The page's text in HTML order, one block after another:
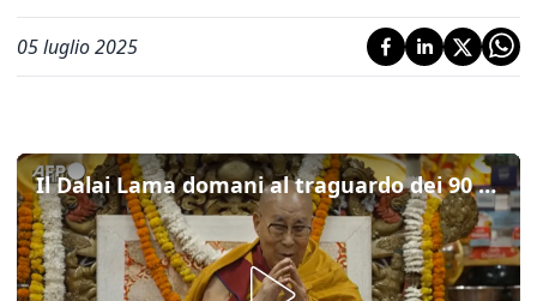
05 luglio 2025
Il Dalai Lama domani al traguardo dei 90 anni